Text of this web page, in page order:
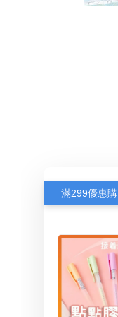
滿299優惠購